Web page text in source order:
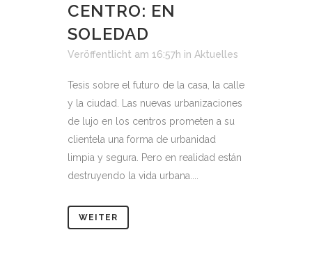
CENTRO: EN
SOLEDAD
Veröffentlicht am 16:57h in Aktuelles
Tesis sobre el futuro de la casa, la calle
y la ciudad. Las nuevas urbanizaciones
de lujo en los centros prometen a su
clientela una forma de urbanidad
limpia y segura. Pero en realidad están
destruyendo la vida urbana....
WEITER